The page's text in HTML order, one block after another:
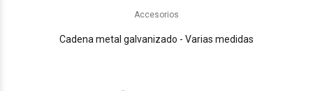
Accesorios
Cadena metal galvanizado - Varias medidas